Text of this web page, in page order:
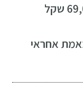
מומחה הפכה תביעה של 69,000 שקל
אחראי